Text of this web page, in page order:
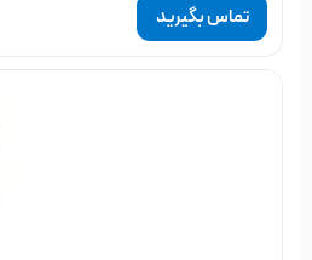
تماس بگیرید